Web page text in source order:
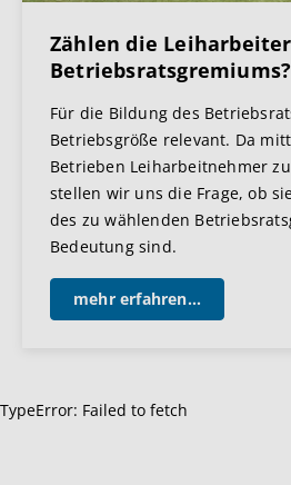
Zählen die
Betriebsratsgremiums?
Für die Bildung des
Betriebsgröße relevant. Da
Betrieben Leiharbeitnehmer
stellen wir uns die Frage, ob
des zu wählenden
Bedeutung sind.
mehr erfahren...
TypeError: Failed to fetch